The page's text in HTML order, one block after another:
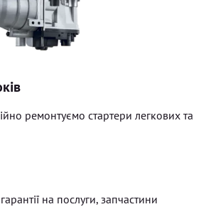
ремонтуємо стартери легкових та
на послуги, запчастини